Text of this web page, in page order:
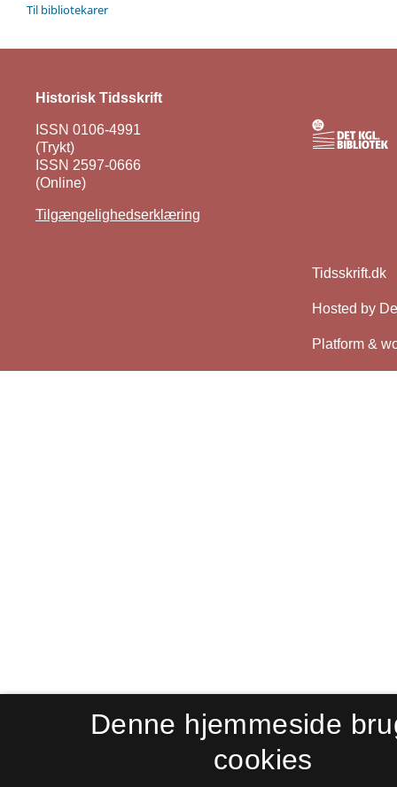
Til bibliotekarer
Historisk Tidsskrift
ISSN 0106-4991
(Trykt)
ISSN 2597-0666
(Online)
Tilgængelighedserklæring
Denne hjemmeside
cookies